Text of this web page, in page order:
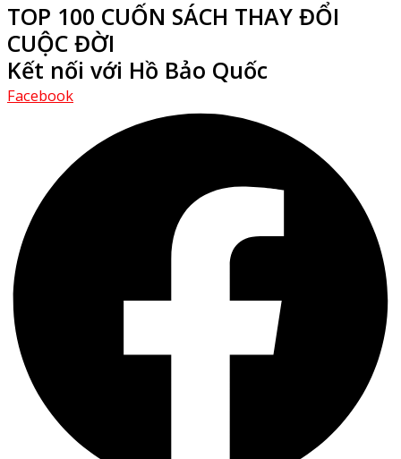
TOP 100 CUỐN SÁCH THAY ĐỔI
CUỘC ĐỜI
Kết nối với Hồ Bảo Quốc
Facebook